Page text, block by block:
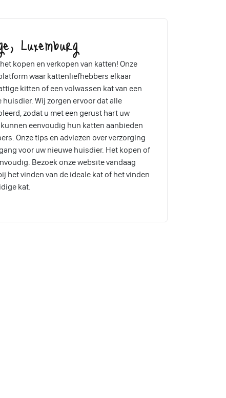
Luxemburg
kopen en verkopen van katten! Onze
waar kattenliefhebbers elkaar
kitten of een volwassen kat van een
Wij zorgen ervoor dat alle
zodat u met een gerust hart uw
eenvoudig hun katten aanbieden
Onze tips en adviezen over verzorging
voor uw nieuwe huisdier. Het kopen of
Bezoek onze website vandaag
het vinden van de ideale kat of het vinden
kat.